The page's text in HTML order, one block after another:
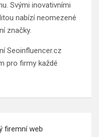
Svými inovativními
nabízí neomezené
značky.
Seoinfluencer.cz
pro firmy každé
firemní web